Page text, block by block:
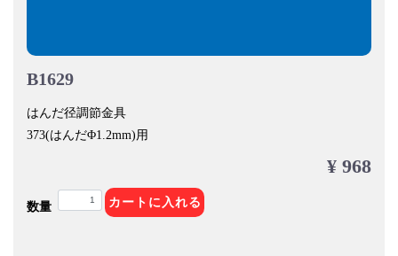
B1629
はんだ径調節金具
373(はんだΦ1.2mm)用
¥ 968
数量 カートに入れる